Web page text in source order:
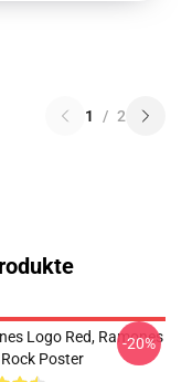
1 / 2
Logo Red, Ramones
Poster
-20%